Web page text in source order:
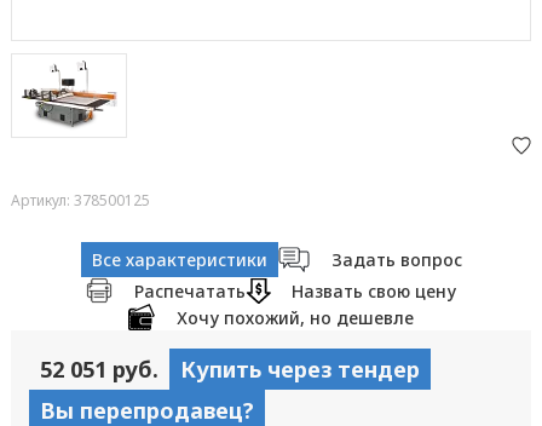
Артикул: 378500125
Все характеристики
Задать вопрос
Распечатать
Назвать свою цену
Хочу похожий, но дешевле
52 051 руб.
Купить через тендер
Вы перепродавец?